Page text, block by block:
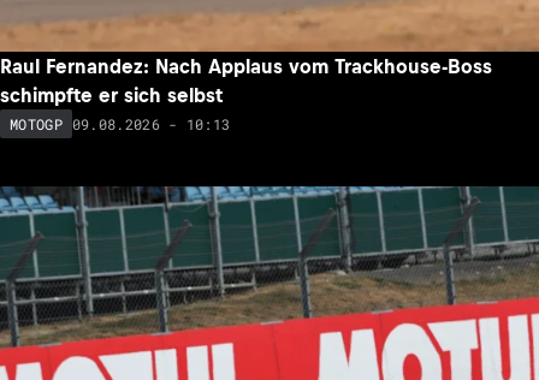
Raul Fernandez: Nach Applaus vom Trackhouse-Boss
schimpfte er sich selbst
MOTOGP 09.08.2026 - 10:13